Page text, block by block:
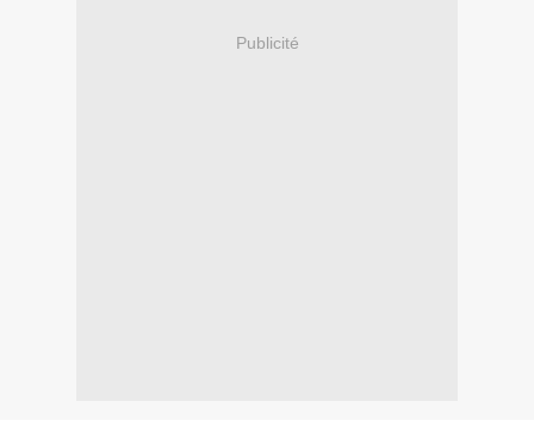
Publicité